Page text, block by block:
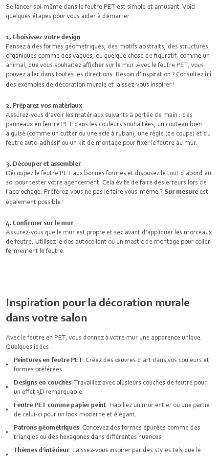
Se lancer soi-même dans le feutre PET est simple et amusant. Voici
quelques étapes pour vous aider à démarrer :
1. Choisissez votre design
Pensez à des formes géométriques, des motifs abstraits, des structures
organiques comme des vagues, ou quelque chose de figuratif, comme un
animal, que vous souhaitez afficher sur le mur. Avec le feutre PET, vous
pouvez aller dans toutes les directions. Besoin d'inspiration ? Consultez ici
des exemples de décoration murale et laissez-vous inspirer !
2. Préparez vos matériaux
Assurez-vous d'avoir les matériaux suivants à portée de main : des
panneaux en feutre PET dans les couleurs souhaitées, un couteau bien
aiguisé (comme un cutter ou une scie à ruban), une règle (de coupe) et du
feutre auto-adhésif ou un kit de montage pour fixer le feutre au mur.
3. Découper et assembler
Découpez le feutre PET aux bonnes formes et disposez le tout d'abord au
sol pour tester votre agencement. Cela évite de faire des erreurs lors de
l'accrochage. Préférez-vous ne pas le faire vous-même ? Sur mesure est
également possible !
4. Confirmer sur le mur
Assurez-vous que le mur est propre et sec avant d'appliquer les morceaux
de feutre. Utilisez le dos autocollant ou un mastic de montage pour coller
fermement le feutre.
Inspiration pour la décoration murale
dans votre salon
Avec le feutre en PET, vous donnez à votre mur une apparence unique.
Quelques idées :
Peintures en feutre PET: Créez des œuvres d'art dans vos couleurs et
formes préférées.
Designs en couches: Travaillez avec plusieurs couches de feutre pour
un effet 3D remarquable.
Feutre PET comme papier peint: Habillez un mur entier ou une partie
de celui-ci pour un look moderne et élégant.
Patrons géométriques: Concevez des formes épurées comme des
triangles ou des hexagones dans différentes nuances.
Thèmes d'intérieur: Laissez-vous inspirer par des styles tels que le